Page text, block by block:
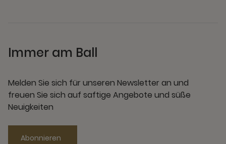
Immer am Ball
Melden Sie sich für unseren Newsletter an und
freuen Sie sich auf saftige Angebote und süße
Neuigkeiten
Abonnieren